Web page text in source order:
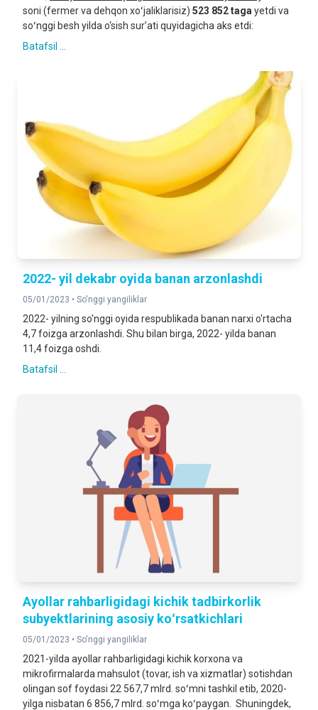
soni (fermer va dehqon xoʻjaliklarisiz) 523 852 taga yetdi va
soʻnggi besh yilda o‘sish surʼati quyidagicha aks etdi:
Batafsil ...
2022- yil dekabr oyida banan arzonlashdi
05/01/2023 • So'nggi yangiliklar
2022- yilning so'nggi oyida respublikada banan narxi o'rtacha
4,7 foizga arzonlashdi. Shu bilan birga, 2022- yilda banan
11,4 foizga oshdi.
Batafsil ...
Ayollar rahbarligidagi kichik tadbirkorlik
subyektlarining asosiy koʻrsatkichlari
05/01/2023 • So'nggi yangiliklar
2021-yilda ayollar rahbarligidagi kichik korxona va
mikrofirmalarda mahsulot (tovar, ish va xizmatlar) sotishdan
olingan sof foydasi 22 567,7 mlrd. soʻmni tashkil etib, 2020-
yilga nisbatan 6 856,7 mlrd. soʻmga koʻpaygan. Shuningdek,